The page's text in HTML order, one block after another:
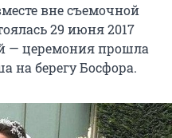
вне съемочной
29 июня 2017
— церемония прошла
на берегу Босфора.